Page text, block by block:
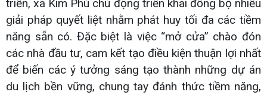
triển, xã Kim Phú chủ động triển khai đồng bộ nhiều
giải pháp quyết liệt nhằm phát huy tối đa các tiềm
năng sẵn có. Đặc biệt là việc “mở cửa” chào đón
các nhà đầu tư, cam kết tạo điều kiện thuận lợi nhất
để biến các ý tưởng sáng tạo thành những dự án
du lịch bền vững, chung tay đánh thức tiềm năng,